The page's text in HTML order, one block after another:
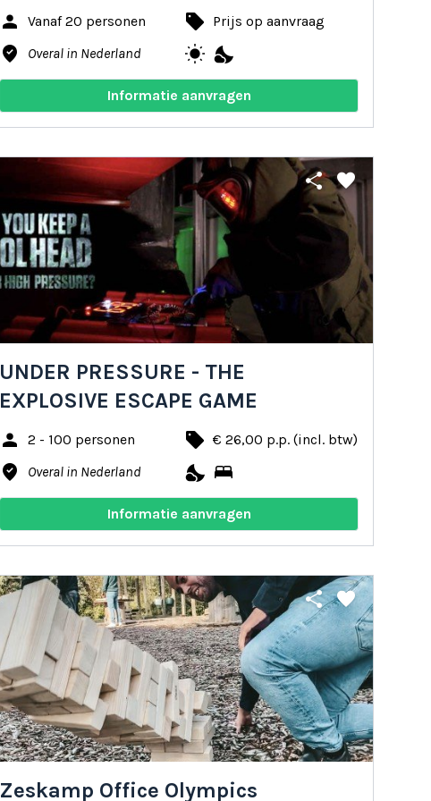
person Vanaf 20 personen local_offer Prijs op aanvraag
where_to_vote Overal in Nederland wb_sunny nights_stay
Informatie aanvragen
share favorite
UNDER PRESSURE - THE
EXPLOSIVE ESCAPE GAME
person
2 - 100 personen local_offer € 26,00 p.p. (incl. btw)
where_to_vote Overal in Nederland nights_stay bed
Informatie aanvragen
share favorite
Zeskamp Office Olympics